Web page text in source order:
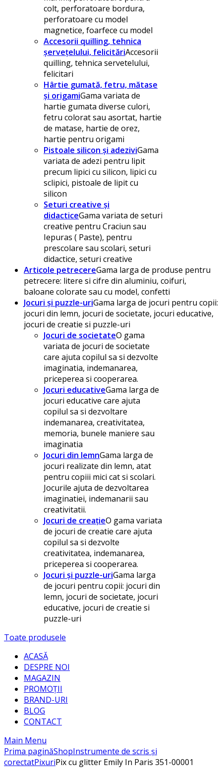
colt, perforatoare bordura,
perforatoare cu model
magnetice, foarfece cu model
Accesorii quilling, tehnica
șervețelului, felicităriAccesorii
quilling, tehnica servetelului,
felicitari
Hârtie gumată, fetru, mătase
și origamiGama variata de
hartie gumata diverse culori,
fetru colorat sau asortat, hartie
de matase, hartie de orez,
hartie pentru origami
Pistoale silicon și adeziviGama
variata de adezi pentru lipit
precum lipici cu silicon, lipici cu
sclipici, pistoale de lipit cu
silicon
Seturi creative și
didacticeGama variata de seturi
creative pentru Craciun sau
Iepuras ( Paste), pentru
prescolare sau scolari, seturi
didactice, seturi creative
Articole petrecereGama larga de produse pentru
petrecere: litere si cifre din aluminiu, coifuri,
baloane colorate sau cu model, confetti
Jocuri și puzzle-uriGama larga de jocuri pentru copii:
jocuri din lemn, jocuri de societate, jocuri educative,
jocuri de creatie si puzzle-uri
Jocuri de societateO gama
variata de jocuri de societate
care ajuta copilul sa si dezvolte
imaginatia, indemanarea,
priceperea si cooperarea.
Jocuri educativeGama larga de
jocuri educative care ajuta
copilul sa si dezvoltare
indemanarea, creativitatea,
memoria, bunele maniere sau
imaginatia
Jocuri din lemnGama larga de
jocuri realizate din lemn, atat
pentru copiii mici cat si scolari.
Jocurile ajuta de dezvoltarea
imaginatiei, indemanarii sau
creativitatii.
Jocuri de creațieO gama variata
de jocuri de creatie care ajuta
copilul sa si dezvolte
creativitatea, indemanarea,
priceperea si cooperarea.
Jocuri și puzzle-uriGama larga
de jocuri pentru copii: jocuri din
lemn, jocuri de societate, jocuri
educative, jocuri de creatie si
puzzle-uri
Toate produsele
ACASĂ
DESPRE NOI
MAGAZIN
PROMOȚII
BRAND-URI
BLOG
CONTACT
Main Menu
Prima paginăShopInstrumente de scris și
corectatPixuriPix cu glitter Emily In Paris 351-00001